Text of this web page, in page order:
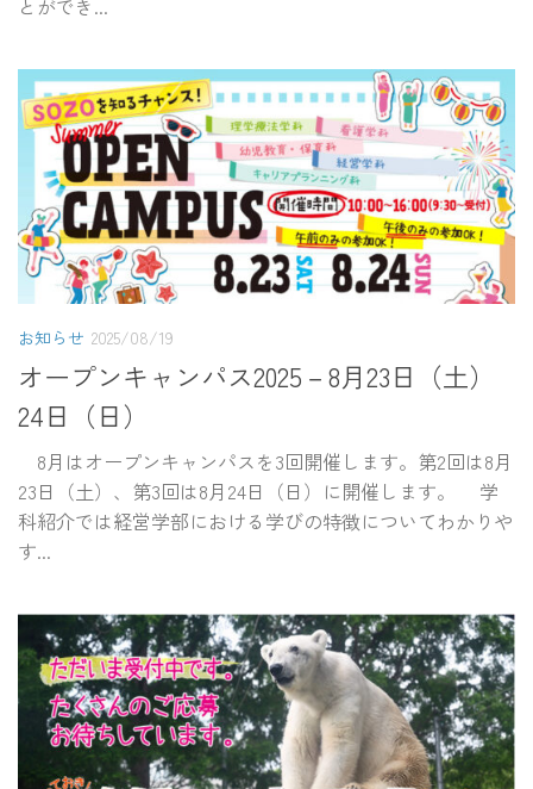
とができ...
お知らせ 2025/08/19
オープンキャンパス2025－8月23日（土）
24日（日）
8月はオープンキャンパスを3回開催します。第2回は8月
23日（土）、第3回は8月24日（日）に開催します。 学
科紹介では経営学部における学びの特徴についてわかりや
す...